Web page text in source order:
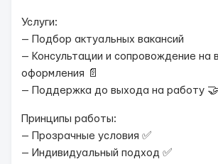
Услуги:
— Подбор актуальных вакансий
— Консультации и сопровождение на
оформления 📄
— Поддержка до выхода на работу 🤝
Принципы работы:
— Прозрачные условия ✅
— Индивидуальный подход ✅